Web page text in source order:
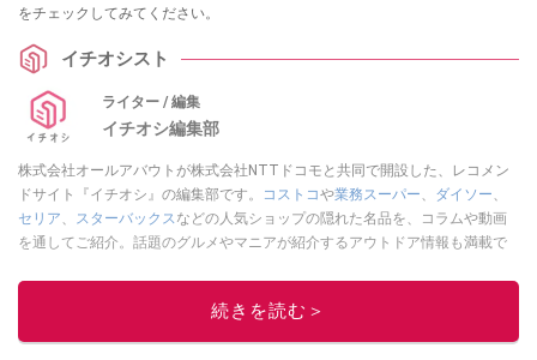
をチェックしてみてください。
イチオシスト
ライター / 編集
イチオシ編集部
株式会社オールアバウトが株式会社NTTドコモと共同で開設した、レコメン
ドサイト『イチオシ』の編集部です。
コストコや業務スーパー、 ダイソー、
セリア、 スターバックスなどの人気ショップの隠れた名品を、コラムや動画
を通してご紹介。話題のグルメやマニアが紹介するアウトドア情報も満載で
レビューしています。毎日トレンド情報をお届けしているので、ぜひ
してください！続きを読む＞